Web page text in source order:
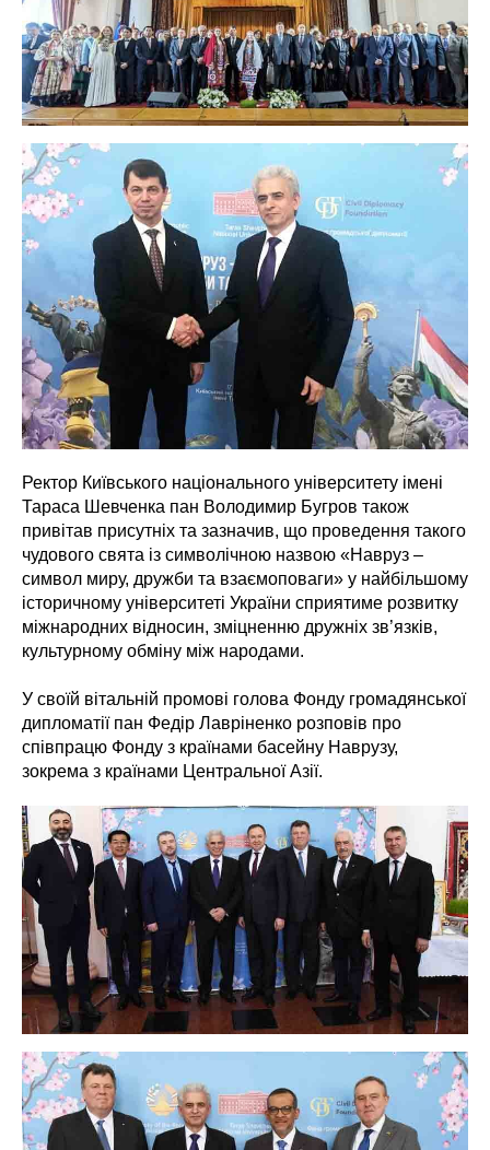
Ректор Київського національного університету імені
Тараса Шевченка пан Володимир Бугров також
привітав присутніх та зазначив, що проведення такого
чудового свята із символічною назвою «Навруз –
символ миру, дружби та взаємоповаги» у найбільшому
історичному університеті України сприятиме розвитку
міжнародних відносин, зміцненню дружніх зв’язків,
культурному обміну між народами.
У своїй вітальній промові голова Фонду громадянської
дипломатії пан Федір Лавріненко розповів про
співпрацю Фонду з країнами басейну Наврузу,
зокрема з країнами Центральної Азії.